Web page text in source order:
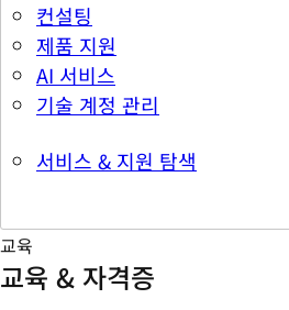
컨설팅
제품 지원
AI 서비스
기술 계정 관리
서비스 & 지원 탐색
교육
교육 & 자격증